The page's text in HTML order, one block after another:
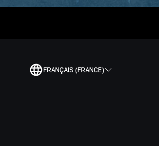
FRANÇAIS (FRANCE)